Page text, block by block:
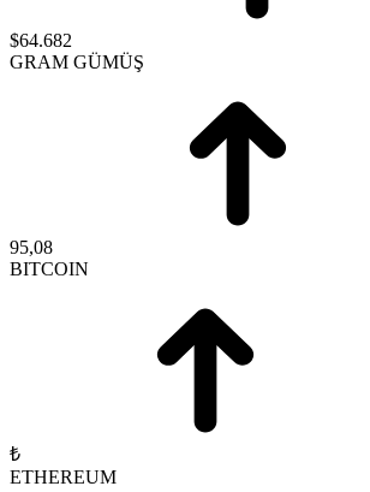
$64.682
GRAM GÜMÜŞ
95,08
BITCOIN
₺
ETHEREUM